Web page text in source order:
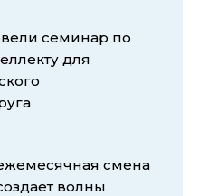
семинар по
для
смена
волны